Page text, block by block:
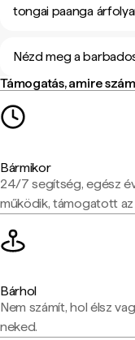
tongai paanga
Nézd meg a
Támogatás, amire
Bármikor
24/7 segítség, egész
működik, támogatott
Bárhol
Nem számít, hol élsz
neked.